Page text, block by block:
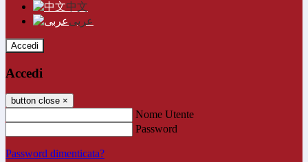
中文
عربى
Accedi
Accedi
button close ×
Nome Utente
Password
Password dimenticata?